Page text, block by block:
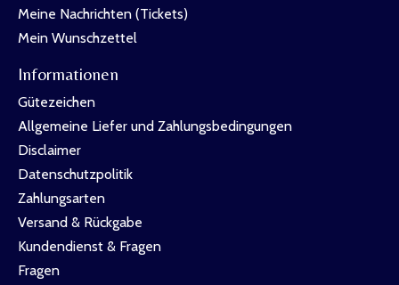
Meine Nachrichten (Tickets)
Mein Wunschzettel
Informationen
Gütezeichen
Allgemeine Liefer und Zahlungsbedingungen
Disclaimer
Datenschutzpolitik
Zahlungsarten
Versand & Rückgabe
Kundendienst & Fragen
Fragen